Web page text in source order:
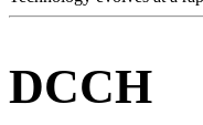
方
支
持
DCCH